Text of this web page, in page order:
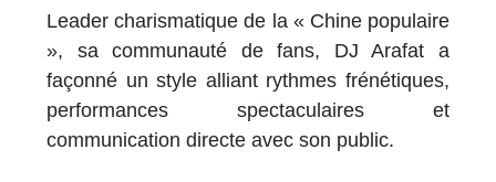
Leader charismatique de la « Chine populaire
», sa communauté de fans, DJ Arafat a
façonné un style alliant rythmes frénétiques,
performances spectaculaires et
communication directe avec son public.